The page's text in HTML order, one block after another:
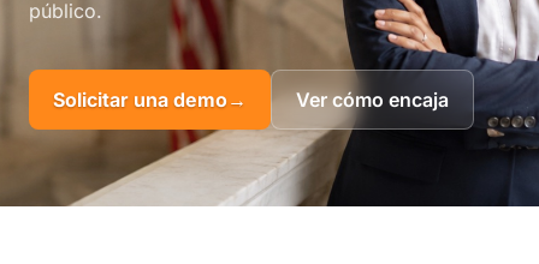
público.
Solicitar una demo→ Ver cómo encaja